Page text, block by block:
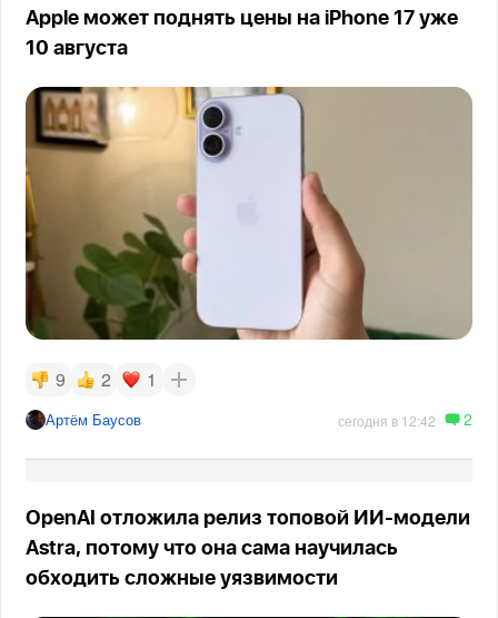
Apple может поднять цены на iPhone 17 уже
10 августа
9 2 1
Артём Баусов сегодня в 12:42 2
OpenAI отложила релиз топовой ИИ-модели
Astra, потому что она сама научилась
обходить сложные уязвимости